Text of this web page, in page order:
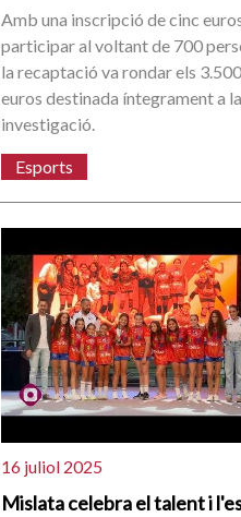
Amb una inscripció de cinc
participar al voltant de 700
la recaptació va rondar els 3.500
euros destinada íntegrament a la
investigació.
Esports
16 juliol 2025
Mislata celebra el talent i